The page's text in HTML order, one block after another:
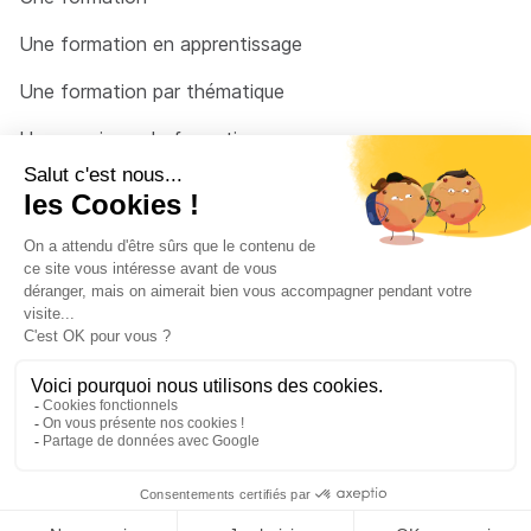
Une formation en apprentissage
Une formation par thématique
Un organisme de formation
Un conseiller
Une solution pour raccrocher
© 2026 - Côté Formations - par Via Compétences
Menu Pied de page
Mentions Légales
Politique de confidentialité